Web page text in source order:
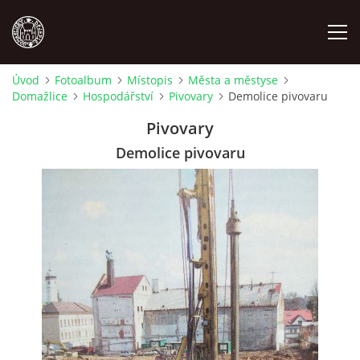
MÍSTOPIS
ODKAZY
O NÁS
Úvod Fotoalbum Místopis
Města a městyse
Domažlice
Hospodářství Pivovary Demolice pivovaru
Pivovary
Demolice pivovaru